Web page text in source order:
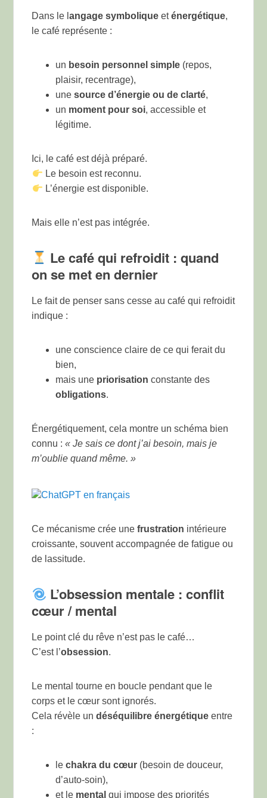
Dans le langage symbolique eténergétique,
le café représente :
un besoin personnel simple (repos,
plaisir, recentrage),
unesource d’énergie ou de clarté,
un moment pour soi, accessible et
légitime.
Ici, le café est déjà préparé.
Le besoin est reconnu.
L’énergie est disponible.
Mais elle n’est pas intégrée.
Le café qui refroidit : quand
on se met en dernier
Le fait de penser sans cesse au café qui refroidit
indique :
une conscience claire de ce qui ferait du
bien,
mais une priorisationconstante des
obligations.
Énergétiquement, cela montre un schéma bien
connu :« Je sais ce dont j’ai besoin, mais je
m’oublie quand même. »
ChatGPT en français
Ce mécanisme crée unefrustration intérieure
croissante, souvent accompagnée de fatigue ou
de lassitude.
L’obsession mentale : conflit
cœur / mental
Le point clé du rêve n’est pas le café…
C’est l’obsession.
Le mental tourne en boucle pendant que le
corps et le cœur sont ignorés.
Cela révèle undéséquilibre énergétique entre
:
lechakra du cœur (besoin de douceur,
d’auto-soin),
et le mental qui impose des priorités